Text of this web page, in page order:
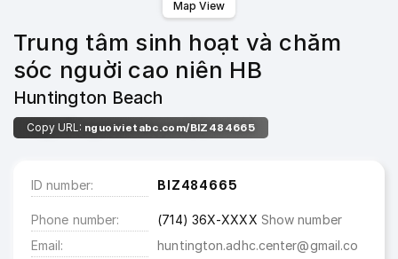
Map View
Trung tâm sinh hoạt và chăm
sóc nguời cao niên HB
Huntington Beach
Copy URL: nguoivietabc.com/BIZ484665
ID number BIZ484665
Phone number (714) 36X-XXXX Show number
Email
huntington.adhc.center@gmail.co